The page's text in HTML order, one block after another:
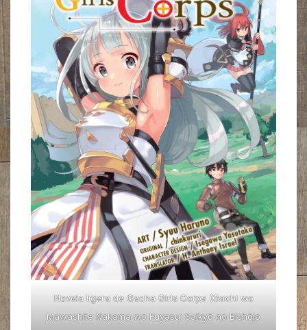
Novela ligera de Gacha Girls Corps (Gachi wo
Mawashite Nakama wo Fuyasu: Saikyō no Bishōjo